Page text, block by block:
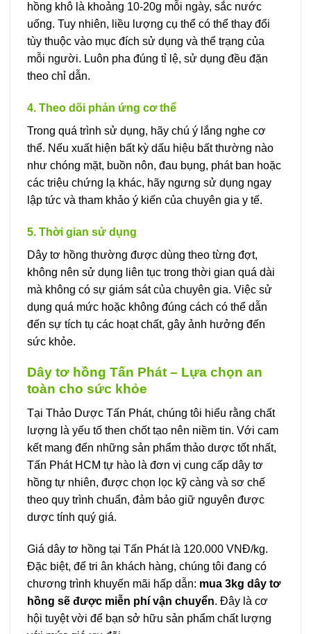
hồng khô là khoảng 10-20g mỗi ngày, sắc nước
uống. Tuy nhiên, liều lượng cụ thể có thể thay đổi
tùy thuộc vào mục đích sử dụng và thể trạng của
mỗi người. Luôn pha đúng tỉ lệ, sử dụng đều đặn
theo chỉ dẫn.
4. Theo dõi phản ứng cơ thể
Trong quá trình sử dụng, hãy chú ý lắng nghe cơ
thể. Nếu xuất hiện bất kỳ dấu hiệu bất thường nào
như chóng mặt, buồn nôn, đau bụng, phát ban hoặc
các triệu chứng lạ khác, hãy ngưng sử dụng ngay
lập tức và tham khảo ý kiến của chuyên gia y tế.
5. Thời gian sử dụng
Dây tơ hồng thường được dùng theo từng đợt,
không nên sử dụng liên tục trong thời gian quá dài
mà không có sự giám sát của chuyên gia. Việc sử
dụng quá mức hoặc không đúng cách có thể dẫn
đến sự tích tụ các hoạt chất, gây ảnh hưởng đến
sức khỏe.
Dây tơ hồng Tấn Phát – Lựa chọn an
toàn cho sức khỏe
Tại Thảo Dược Tấn Phát, chúng tôi hiểu rằng chất
lượng là yếu tố then chốt tạo nên niềm tin. Với cam
kết mang đến những sản phẩm thảo dược tốt nhất,
Tấn Phát HCM tự hào là đơn vị cung cấp dây tơ
hồng tự nhiên, được chọn lọc kỹ càng và sơ chế
theo quy trình chuẩn, đảm bảo giữ nguyên được
dược tính quý giá.
Giá dây tơ hồng tại Tấn Phát là 120.000 VNĐ/kg.
Đặc biệt, để tri ân khách hàng, chúng tôi đang có
chương trình khuyến mãi hấp dẫn: mua 3kg dây tơ
hồng sẽ được miễn phí vận chuyển. Đây là cơ
hội tuyệt vời để bạn sở hữu sản phẩm chất lượng